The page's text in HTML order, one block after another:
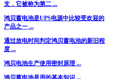
支，它被称为第二 ...
鸿贝蓄电池是UPS电源中比较受欢迎的
产品之一 ...
通过放电时间判定鸿贝蓄电池的新旧程
度 ...
鸿贝电池生产使用密封原理 ...